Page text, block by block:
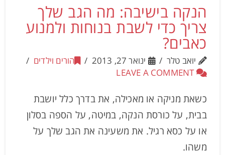
הנקה בישיבה: מה הגב שלך
צריך כדי לשבת בנוחות ולמנוע
כאבים?
יואב טלר ינואר 27, 2013
הורים וילדים
LEAVE A COMMENT
כשאת מניקה או מאכילה, את בדרך כלל יושבת
בבית, על כורסת הנקה, במיטה, על הספה בסלון
או על כסא רגיל. את משעינה את הגב שלך על
משהו.